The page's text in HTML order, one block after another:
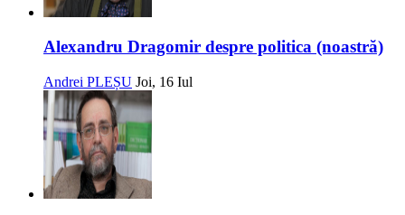
Alexandru Dragomir despre politica (noastră)
Andrei PLEȘU Joi, 16 Iul